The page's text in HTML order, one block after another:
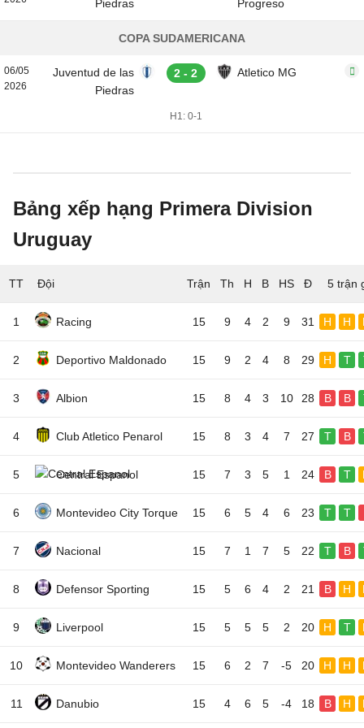
Piedras Progreso
COPA SUDAMERICANA
06/05
2026
Juventud de las
Piedras
2 - 2 Atletico MG
H1: 0-1
Bảng xếp hạng Primera Division
Uruguay
TT Đội 5 trận
1 Racing 15 9 4 2 9 31 H H
2 Deportivo Maldonado 15 9 2 4 8 29 H T
3 Albion 15 8 4 3 10 28 B B
4 Club Atletico Penarol 15 8 3 4 7 27 T B
5 Central Espanol 15 7 3 5 1 24 B T
6 Montevideo City Torque 15 6 5 4 6 23 T T
7 Nacional 15 7 1 7 5 22 T B
8 Defensor Sporting 15 5 6 4 2 21 B H
9 Liverpool 15 5 5 5 2 20 H T
10 Montevideo Wanderers 15 6 2 7 -5 20 H H
11 Danubio 15 4 6 5 -4 18 B H